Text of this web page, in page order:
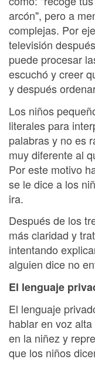
arcón", pero a
complejas. Por
televisión
puede procesar
escuchó y creer
y después
Los niños
literales para
palabras y no es
muy diferente al
Por este motivo
se le dice a los
ira.
Después de los
más claridad y
intentando
alguien dice no
El lenguaje
El lenguaje
hablar en voz
en la niñez y
que los niños